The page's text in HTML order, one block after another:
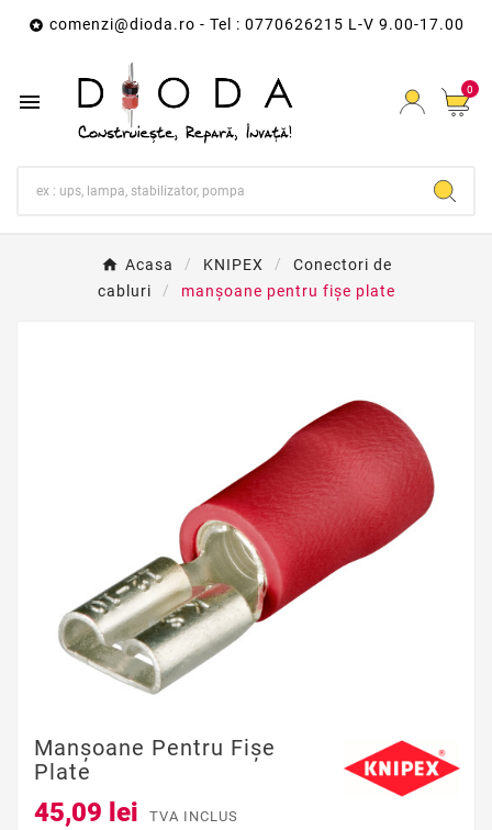
 comenzi@dioda.ro - Tel : 0770626215 L-V 9.00-17.00
 0
Acasa KNIPEX
Conectori de
cabluri
manșoane pentru fișe plate
Manșoane Pentru Fișe
Plate
45,09 lei TVA INCLUS